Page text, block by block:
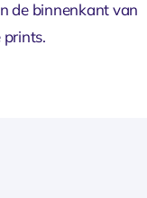
de binnenkant van
prints.